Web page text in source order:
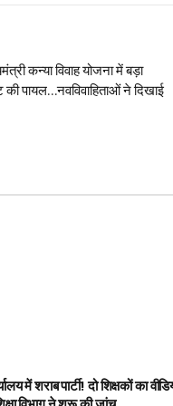
कन्या विवाह योजना में बड़ा
पायल…नवविवाहिताओं ने दिखाई
में शराब पार्टी! दो शिक्षकों का